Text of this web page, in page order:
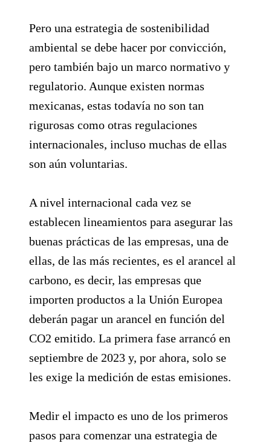
Pero una estrategia de sostenibilidad
ambiental se debe hacer por convicción,
pero también bajo un marco normativo y
regulatorio. Aunque existen normas
mexicanas, estas todavía no son tan
rigurosas como otras regulaciones
internacionales, incluso muchas de ellas
son aún voluntarias.
A nivel internacional cada vez se
establecen lineamientos para asegurar las
buenas prácticas de las empresas, una de
ellas, de las más recientes, es el arancel al
carbono, es decir, las empresas que
importen productos a la Unión Europea
deberán pagar un arancel en función del
CO2 emitido. La primera fase arrancó en
septiembre de 2023 y, por ahora, solo se
les exige la medición de estas emisiones.
Medir el impacto es uno de los primeros
pasos para comenzar una estrategia de